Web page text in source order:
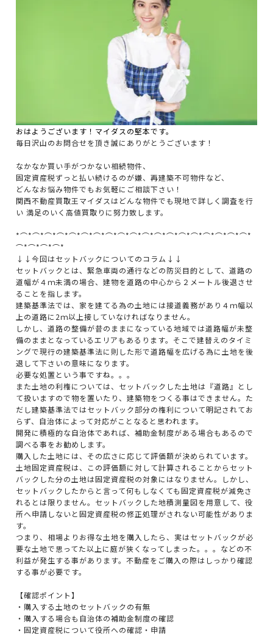
おはようございます！マイダスの堅本です。
毎日沢山のお問合せを頂き誠にありがとうございます！
なかなか買い手がつかない相続物件、
固定資産税ずっと払い続けるのが嫌、再建築不可物件など、
どんなお悩み物件でもお気軽にご相談下さい！
関西不動産買取王マイダスはどんな物件でも現地で詳しく調査を行
い 満足のいく高値買取りに努力致します。
*⌒*⌒*⌒*⌒*⌒*⌒*⌒*⌒*⌒*⌒*⌒*⌒*⌒*⌒*⌒*⌒*⌒*⌒*⌒*
⌒*⌒*⌒*⌒*
↓↓今回はセットバックについてのコラム↓↓
セットバックとは、緊急車両の通行などの防災目的として、道路の
道幅が４ｍ未満の場合、建物を道路の中心から２メートル後退させ
ることを指します。
建築基準法では、家を建てる為の土地には接道義務があり４ｍ幅以
上の道路に2ｍ以上接していなければなりません。
しかし、道路の整備が昔のままになっている地域では道路幅が未整
備のままとなっているエリアもあるります。そこで建替えのタイミ
ングで現行の建築基準法に則した形で道路幅を広げる為に土地を後
退して下さいの意味になります。
必要な処置という事ですね。。。
また土地の利権については、セットバックした土地は『道路』とし
て扱いますので物を置いたり、建築物をつくる事はできません。た
だし建築基準法ではセットバック部分の権利について明記されてお
らず、自治体によって対応がことなると思われます。
開発に積極的な自治体であれば、補助金制度がある場合もあるので
調べる事をお勧めします。
購入した土地には、その広さに応じて評価額が決められています。
土地固定資産税は、この評価額に対して計算されることからセット
バックした分の土地は固定資産税の対象にはなりません。しかし、
セットバックしたからと言って何もしなくても固定資産税が減免さ
れるとは限りません。セットバックした地積測量図を用意して、役
所へ申請しないと固定資産税の修正処理がされない可能性がありま
す。
つまり、相場よりお得な土地を購入したら、実はセットバックが必
要な土地で思ってた以上に庭が狭くなってしまった。。。などの不
利益が発生する事があります。不動産をご購入の際はしっかり確認
する事が必要です。
【確認ポイント】
・購入する土地のセットバックの有無
・購入する場合も自治体の補助金制度の確認
・固定資産税について役所への確認・申請